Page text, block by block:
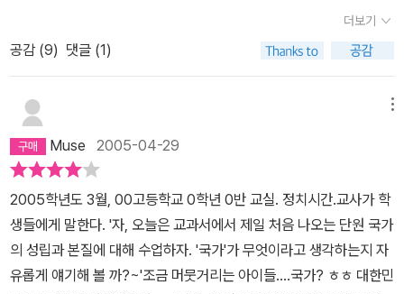
질병도 아니고 장애도 아닌 당연한 현상을 당당하게 말하는 연습을
하라는 의도에서였다. 처음엔 아이들도 쑥스러워하곤 했지만, 금세
익숙해진다. 법이란 이런 것이다. 처음엔 어색하지만 금세 적응되는
그런 것. 이 책은 그런 점에서 유익한 책이지만, 또한 그 지난한 몸짓
시처럼... <누가 하늘을 보았다 하는가>
신 동 엽 누가 하늘을 보았다 하는가 누가 구름 한 송이 없이 맑은 하
늘을 보았다 하는가. 네가 본 건, 먹구름 그걸 하늘로 알고 일생을 살
아갔다. 네가 본 건, 지붕 덮은 쇠 항아리, 그걸 하늘로 알고 일생을 살
아갔다. 닦아라, 사람들아 네 마음속 구름 찢어라, 사람들아, 네 머리
덮은 쇠 항아리. 아침 저녁 네 마음속 구름을 닦고 티없이 맑은 영원의
떨어진 이상한 말들을 공부하며 자신들의 장벽을 친다는 것이다.이건
누구나 동감하는 부분일 것이다. 예를 들어 일반인들에게 가장 밀접
한 법인 < 주택임대차 보호법>같은 것만 보더라도 이게 무슨 말인지
몇번을 읽고 읽어야 비로소 이해가 된다. 어떨때는 부동산 관계에 익
숙한 사람들에게 자문을 구해야 할 때도 있다. 생활과 관련된 법이 그
정도인데 다른 법들은 말할 필요도 없을 것이다.물론 법조계에서도
이 문제를 개선하겠다고 변화의 움직임을 보이고는 있지만 아직 턱도
없이 멀었다. 이 책에 나오는 사법연수원생들의 오버는 가히 코미디
수준이다.고시원에서 쩔쩔매던 시절에 대한 복수인양 자신들이 얻은
특권을 마음껏 향유(?)한다. 그들의 막나가는 특권은 아무도 못 이긴
다. 왜냐하면 자기들은 배울 만큼 배웠고 법에 대해서도 누구보다 잘
솟는 경험을 하게 된다. 이래서 똑똑한 자식은 어떻게든 고시 공부 시
키고 그게 안되면 돈으로라도 법관 사위를 사오려고 다들 노력하는거
가 옳다고 판단한 견해를 제시하긴 하지만 그걸 정답으로 받아들일지
말지는 개개인의 선택이 될 부분도 상당수 있다. 시대의 흐름과 방향
에 대한 내 생각과 저자의 견해가 비슷했기 때문에 난 고개를 끄덕이
며 즐겁게 읽었다~ 마지막으로 그냥 스쳐간 단상 하나. 역시 밥벌
이와 직접 연관되지 않기 때문에 실명으로 이 정도의 까기가 가능한
것이다. 교수라는 다른 길로 빠지지 않고 그 조직 안에서 밥법이를 하
고 있다면 절대 이런 책은 쓰지 못했겠지. 하긴 누군가 익명으로 이
사라는 그가 법 공부를 뒤로 하고 읽어 왔던 수많은 사회과학서적들
에서 비롯되었을 풍부한 사회과학적-역사적 지식이 덧붙여져서 읽는
기쁨이 더해진다. 이 책이 법에 관한 책이기 때문에, 법을 모르는 사람
들도 재미있게 읽어야 하는 법에 관한 책이기 때문에 그의 균형잡힌
법상식이 책의 근간을 이루고 있음은 당연한 일일 것이다. 여하간 그
의 자상함과 지식과 법상식이 어우러져서 너무 재미있는 '법이야기'가
만들어졌으니 독자로서는 기쁘기 그지없는 일이다. 나는 변호사에
관한 안좋은 추억이 있다. 너무 절박한 상황에서 내가 경험했던 변호
사는 '돈만 밝히는 돈벌레'였다. 만져보기도 힘든 큰 돈을 변호사에게
건네주고 나오면서 다시는 변호사같은 부류와는 가까이 하지 말아야
겠다고 결심했던 기억이 난다. 이 책을 읽고나서 나는 나의 생각들이
더보기
공감 (9) 댓글 (1)
Muse 2005-04-29
2005학년도 3월, 00고등학교 0학년 0반 교실. 정치시간.교사가 학
생들에게 말한다. '자, 오늘은 교과서에서 제일 처음 나오는 단원 국가
의 성립과 본질에 대해 수업하자. '국가'가 무엇이라고 생각하는지 자
유롭게 얘기해 볼 까?~'조금 머뭇거리는 아이들....국가? ㅎㅎ 대한민